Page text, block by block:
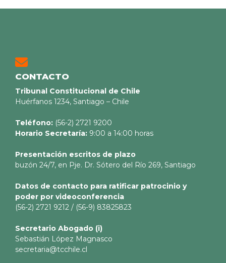
CONTACTO
Tribunal Constitucional de Chile
Huérfanos 1234, Santiago – Chile
Teléfono: (56-2) 2721 9200
Horario Secretaría: 9:00 a 14:00 horas
Presentación escritos de plazo
buzón 24/7, en Pje. Dr. Sótero del Río 269, Santiago
Datos de contacto para ratificar patrocinio y
poder por videoconferencia
(56-2) 2721 9212 / (56-9) 83825823
Secretario Abogado (i)
Sebastián López Magnasco
secretaria@tcchile.cl